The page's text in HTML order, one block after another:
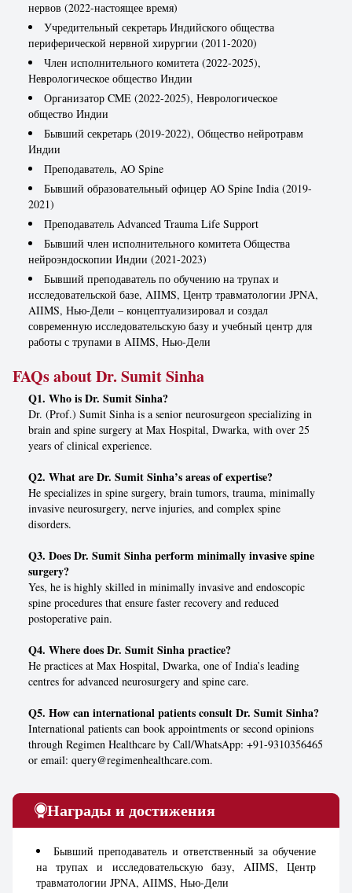
нервов (2022-настоящее время)
Учредительный секретарь Индийского общества
периферической нервной хирургии (2011-2020)
Член исполнительного комитета (2022-2025),
Неврологическое общество Индии
Организатор CME (2022-2025), Неврологическое
общество Индии
Бывший секретарь (2019-2022), Общество нейротравм
Индии
Преподаватель, AO Spine
Бывший образовательный офицер AO Spine India (2019-
2021)
Преподаватель Advanced Trauma Life Support
Бывший член исполнительного комитета Общества
нейроэндоскопии Индии (2021-2023)
Бывший преподаватель по обучению на трупах и
исследовательской базе, AIIMS, Центр травматологии JPNA,
AIIMS, Нью-Дели – концептуализировал и создал
современную исследовательскую базу и учебный центр для
работы с трупами в AIIMS, Нью-Дели
FAQs about Dr. Sumit Sinha
Q1. Who is Dr. Sumit Sinha?
Dr. (Prof.) Sumit Sinha is a senior neurosurgeon specializing in
brain and spine surgery at Max Hospital, Dwarka, with over 25
years of clinical experience.
Q2. What are Dr. Sumit Sinha’s areas of expertise?
He specializes in spine surgery, brain tumors, trauma, minimally
invasive neurosurgery, nerve injuries, and complex spine
disorders.
Q3. Does Dr. Sumit Sinha perform minimally invasive spine
surgery?
Yes, he is highly skilled in minimally invasive and endoscopic
spine procedures that ensure faster recovery and reduced
postoperative pain.
Q4. Where does Dr. Sumit Sinha practice?
He practices at Max Hospital, Dwarka, one of India’s leading
centres for advanced neurosurgery and spine care.
Q5. How can international patients consult Dr. Sumit Sinha?
International patients can book appointments or second opinions
through Regimen Healthcare by Call/WhatsApp: +91-9310356465
or email: query@regimenhealthcare.com.
Награды и достижения
Бывший преподаватель и ответственный за обучение
на трупах и исследовательскую базу, AIIMS, Центр
травматологии JPNA, AIIMS, Нью-Дели